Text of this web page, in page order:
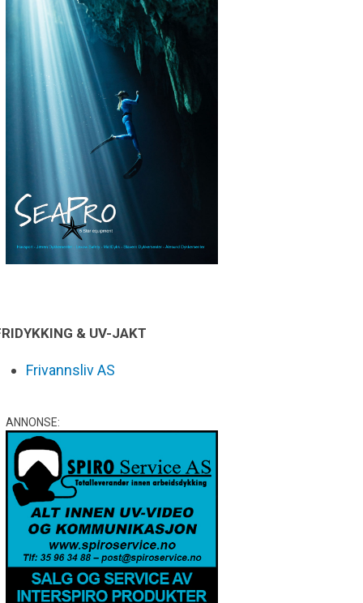
& UV-JAKT
Frivannsliv AS
ANNONSE: